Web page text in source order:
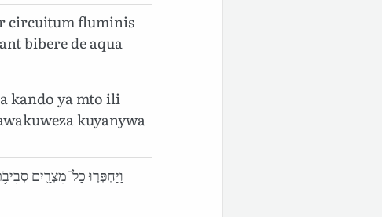
circuitum fluminis
bibere de aqua
kando ya mto ili
kuyanywa
וַיַּחְפְּר֧וּ כָל־מִצְרַ֛יִם